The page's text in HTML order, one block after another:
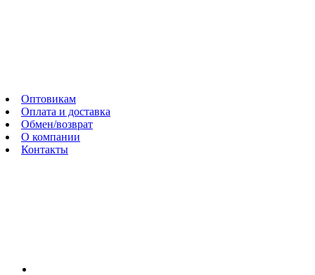
Оптовикам
Оплата и доставка
Обмен/возврат
О компании
Контакты